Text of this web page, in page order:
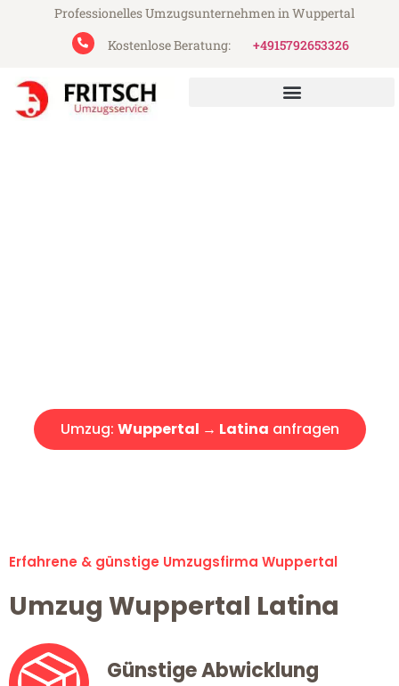
Professionelles Umzugsunternehmen in Wuppertal
Kostenlose Beratung:
+4915792653326
Umzug: Wuppertal → Latina anfragen
Erfahrene & günstige Umzugsfirma Wuppertal
Umzug Wuppertal Latina
Günstige Abwicklung